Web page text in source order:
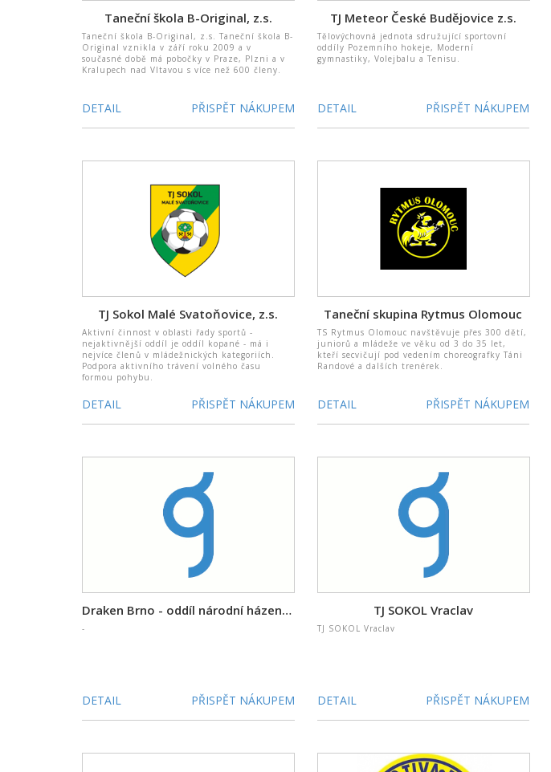
Taneční škola B-Original, z.s.
Taneční škola B-Original, z.s. Taneční škola B-
Original vznikla v září roku 2009 a v
současné době má pobočky v Praze, Plzni a v
Kralupech nad Vltavou s více než 600 členy.
DETAIL PŘISPĚT NÁKUPEM
TJ Meteor České Budějovice z.s.
Tělovýchovná jednota sdružující sportovní
oddíly Pozemního hokeje, Moderní
gymnastiky, Volejbalu a Tenisu.
DETAIL PŘISPĚT NÁKUPEM
TJ Sokol Malé Svatoňovice, z.s.
Aktivní činnost v oblasti řady sportů -
nejaktivnější oddíl je oddíl kopané - má i
nejvíce členů v mládežnických kategoriích.
Podpora aktivního trávení volného času
formou pohybu.
DETAIL PŘISPĚT NÁKUPEM
Taneční skupina Rytmus Olomouc
TS Rytmus Olomouc navštěvuje přes 300 dětí,
juniorů a mládeže ve věku od 3 do 35 let,
kteří secvičují pod vedením choreografky Táni
Randové a dalších trenérek.
DETAIL PŘISPĚT NÁKUPEM
Draken Brno - oddíl národní házené při TJ Tábor Brno, z.s.
-
DETAIL PŘISPĚT NÁKUPEM
TJ SOKOL Vraclav
TJ SOKOL Vraclav
DETAIL PŘISPĚT NÁKUPEM